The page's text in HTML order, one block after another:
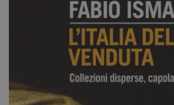
Media & Press
Accrediti Stampa
Cartella Stampa